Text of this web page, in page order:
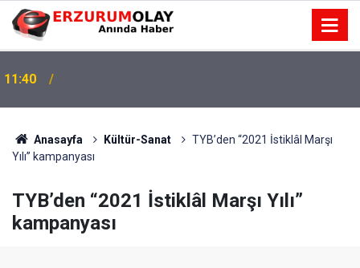
11:40
Anasayfa Kültür-Sanat
TYB’den “2021 İstiklâl Marşı
Yılı” kampanyası
TYB’den “2021 İstiklâl Marşı Yılı”
kampanyası